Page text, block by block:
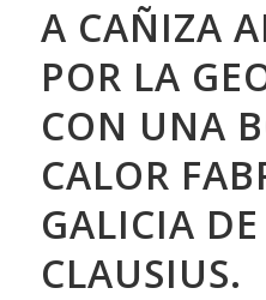
A CAÑIZA
POR LA
CON UNA
CALOR
GALICIA
CLAUSIUS.